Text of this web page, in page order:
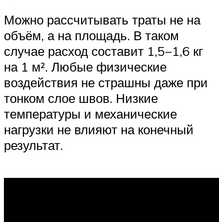
Можно рассчитывать траты не на
объём, а на площадь. В таком
случае расход составит 1,5−1,6 кг
на 1 м². Любые физические
воздействия не страшны даже при
тонком слое швов. Низкие
температуры и механические
нагрузки не влияют на конечный
результат.